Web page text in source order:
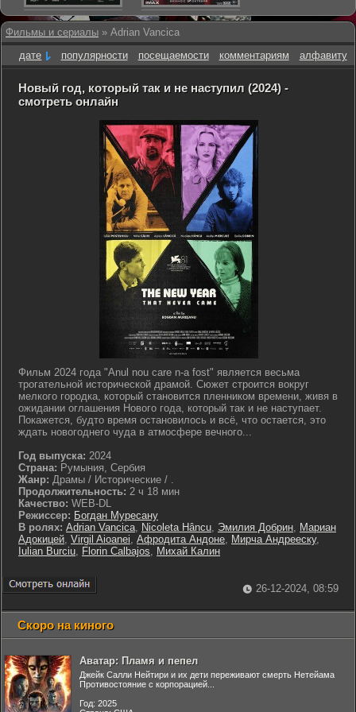
Фильмы и сериалы » Adrian Vancica
дате
популярности посещаемости комментариям алфавиту
Новый год, который так и не наступил (2024) -
смотреть онлайн
Фильм 2024 года "Anul nou care n-a fost" является весьма
трогательной исторической драмой. Сюжет строится вокруг
мелкого городка, который становится пленником времени, живя в
ожидании оглашения Нового года, который так и не наступает.
Покажется, будто время остановилось и всё, что остается, это
ждать новогоднего чуда в атмосфере вечного...
Год выпуска: 2024
Страна: Румыния, Сербия
Жанр: Драмы / Исторические / .
Продолжительность: 2 ч 18 мин
Качество: WEB-DL
Режиссер: Богдан Муресану
В ролях: Adrian Vancica, Nicoleta Hâncu, Эмилия Добрин, Мариан
Адокицей, Virgil Aioanei, Афродита Андоне, Мирча Андрееску,
Iulian Burciu, Florin Calbajos, Михай Калин
26-12-2024, 08:59
Скоро на киного
Аватар: Пламя и пепел
Джейк Салли Нейтири и их дети переживают смерть Нетейама
Противостояние с корпорацией...
Год: 2025